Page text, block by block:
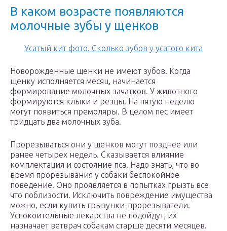
В каком возрасте появляются
молочные зубы у щенков
Усатый кит фото. Сколько зубов у усатого кита
Новорожденные щенки не имеют зубов. Когда
щенку исполняется месяц, начинается
формирование молочных зачатков. У животного
формируются клыки и резцы. На пятую неделю
могут появиться премоляры. В целом пес имеет
тридцать два молочных зуба.
Прорезываться они у щенков могут позднее или
ранее четырех недель. Сказывается влияние
комплектация и состояние пса. Надо знать, что во
время прорезывания у собаки беспокойное
поведение. Оно проявляется в попытках грызть все
что поблизости. Исключить повреждение имущества
можно, если купить грызунки-прорезыватели.
Успокоительные лекарства не подойдут, их
назначает ветврач собакам старше десяти месяцев.